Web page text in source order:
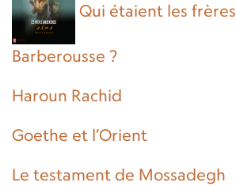
Qui étaient les frères
Barberousse ?
Haroun Rachid
Goethe et l’Orient
Le testament de Mossadegh